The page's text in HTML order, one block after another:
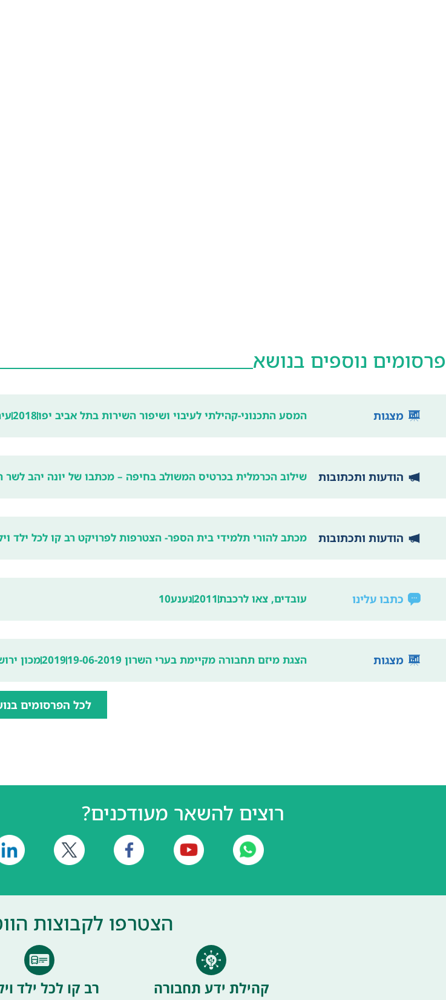
פרסומים נוספים בנושא
מצגות המסע התכנוני-קהילתי לעיבוי ושיפור השירות בתל אביב יפו2018
הודעות ותכתובות שילוב הכרמלית בכרטיס המשולב בחיפה – מכתבו של יונה יהב לשר
הודעות ותכתובות מכתב להורי תלמידי בית הספר- הצטרפות לפרויקט רב קו לכל ילד
כתבו עלינו עובדים, צאו לרכבת2011נענע10
מצגות הצגת מיזם תחבורה מקיימת בערי השרון 19-06-2019 2019מכון
לכל הפרסומים
רוצים להשאר מעודכנים?
הצטרפו לקבוצות
קהילת ידע תחבורה
רב קו לכל ילד